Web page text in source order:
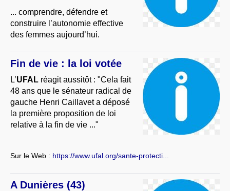
... comprendre, défendre et
construire l’autonomie effective
des femmes aujourd’hui.
Fin de vie : la loi votée
L’UFAL réagit aussitôt : "Cela fait
48 ans que le sénateur radical de
gauche Henri Caillavet a déposé
la première proposition de loi
relative à la fin de vie ..."
Sur le Web : https://www.ufal.org/sante-protecti...
A Dunières (43)